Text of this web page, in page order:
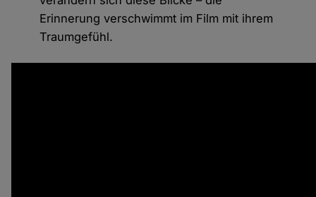
Erinnerung verschwimmt im Film mit ihrem
Traumgefühl.